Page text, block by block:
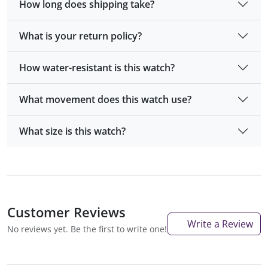
How long does shipping take?
What is your return policy?
How water-resistant is this watch?
What movement does this watch use?
What size is this watch?
Customer Reviews
No reviews yet. Be the first to write one! Write a Review